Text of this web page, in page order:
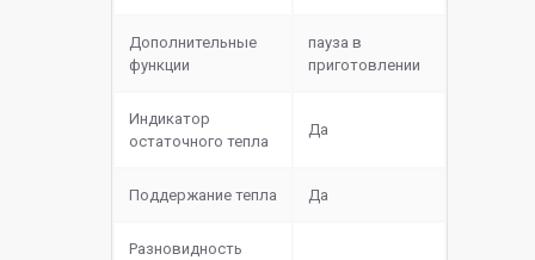
Дополнительные
функции
пауза в
приготовлении
Индикатор
остаточного тепла
Да
Поддержание тепла Да
Разновидность